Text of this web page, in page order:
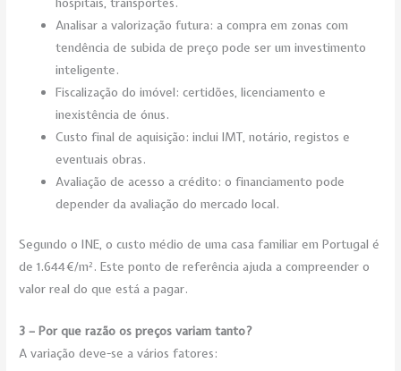
Analisar a valorização futura: a compra em zonas com
tendência de subida de preço pode ser um investimento
inteligente.
Fiscalização do imóvel: certidões, licenciamento e
inexistência de ónus.
Custo final de aquisição: inclui IMT, notário, registos e
eventuais obras.
Avaliação de acesso a crédito: o financiamento pode
depender da avaliação do mercado local.
Segundo o INE, o custo médio de uma casa familiar em Portugal é
de 1.644 €/m². Este ponto de referência ajuda a compreender o
valor real do que está a pagar.
3 – Por que razão os preços variam tanto?
A variação deve-se a vários fatores: